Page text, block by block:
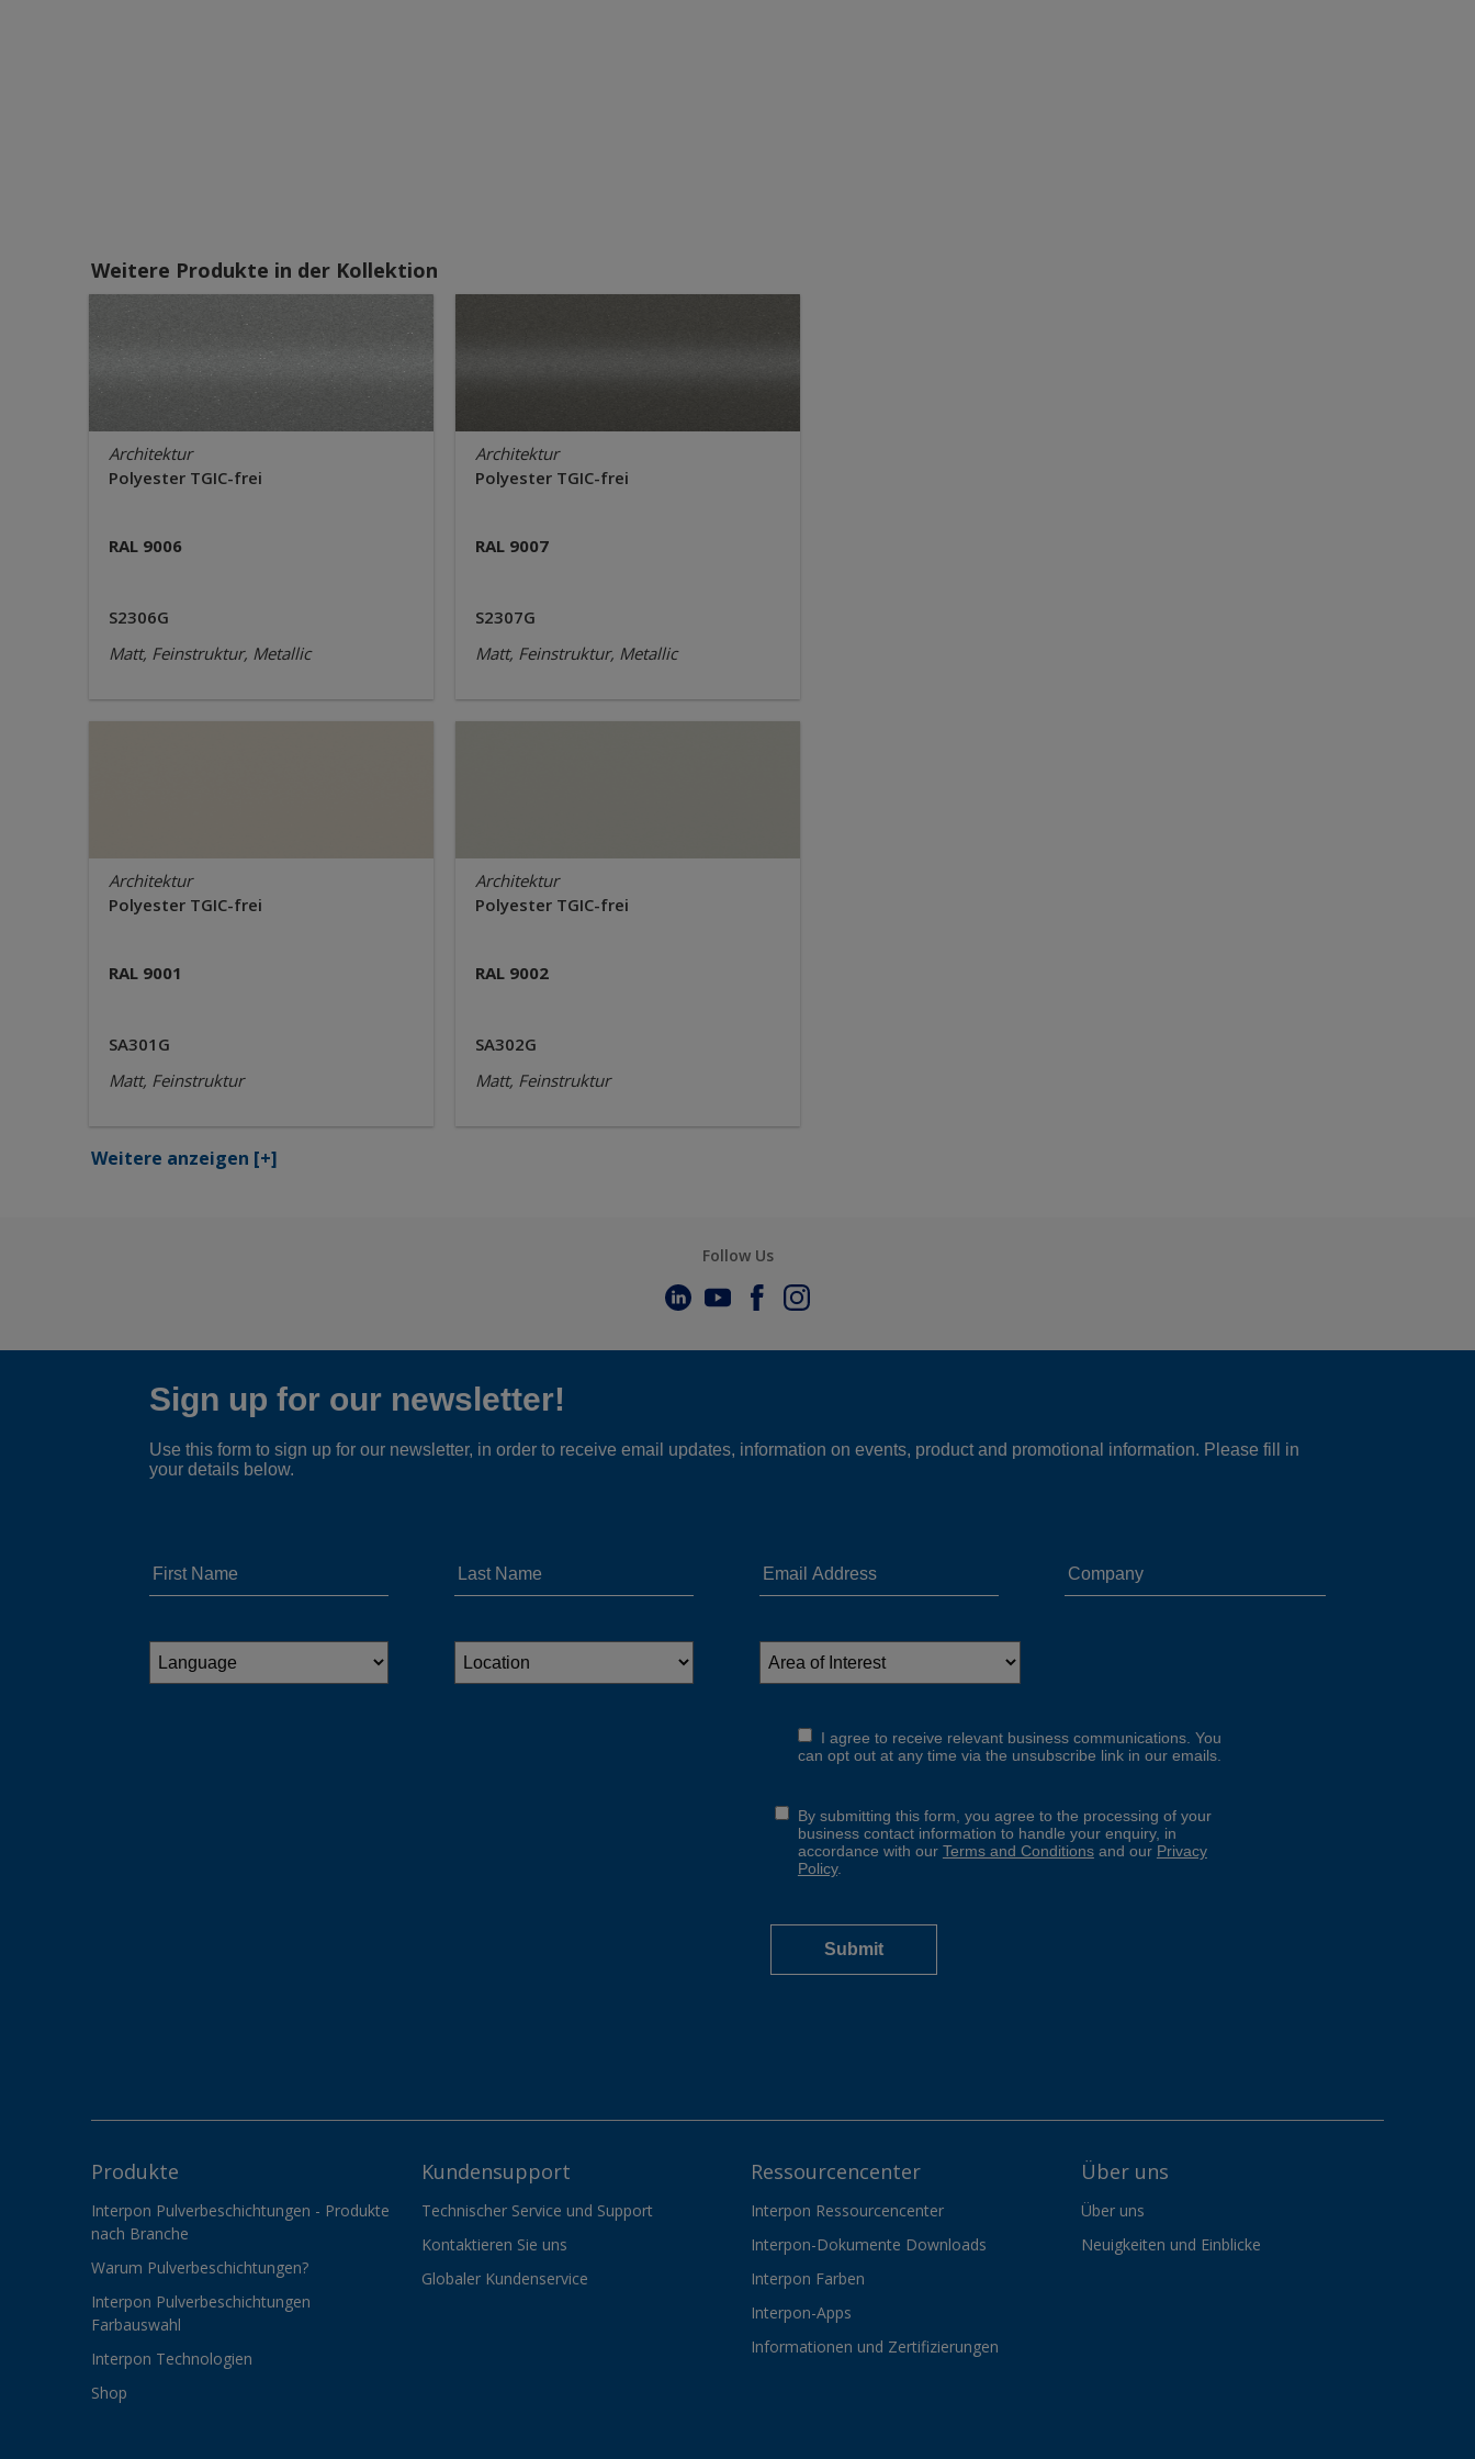
Weitere Produkte in der Kollektion
Architektur
Polyester TGIC-frei
RAL 9006
S2306G
Matt, Feinstruktur, Metallic
Architektur
Polyester TGIC-frei
RAL 9007
S2307G
Matt, Feinstruktur, Metallic
Architektur
Polyester TGIC-frei
RAL 9001
SA301G
Matt, Feinstruktur
Architektur
Polyester TGIC-frei
RAL 9002
SA302G
Matt, Feinstruktur
Weitere anzeigen [+]
Follow Us
Produkte
Interpon Pulverbeschichtungen - Produkte
nach Branche
Warum Pulverbeschichtungen?
Interpon Pulverbeschichtungen
Farbauswahl
Interpon Technologien
Shop
Kundensupport
Technischer Service und Support
Kontaktieren Sie uns
Globaler Kundenservice
Ressourcencenter
Interpon Ressourcencenter
Interpon-Dokumente Downloads
Interpon Farben
Interpon-Apps
Informationen und Zertifizierungen
Über uns
Über uns
Neuigkeiten und Einblicke